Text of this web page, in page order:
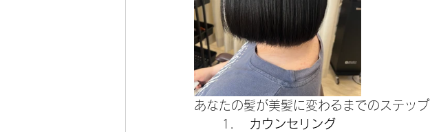
あなたの髪が美髪に変わるまでのステップ
カウンセリング